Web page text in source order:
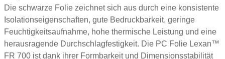
Die schwarze Folie zeichnet sich aus durch eine konsistente
Isolationseigenschaften, gute Bedruckbarkeit, geringe
Feuchtigkeitsaufnahme, hohe thermische Leistung und eine
herausragende Durchschlagfestigkeit. Die PC Folie Lexan™
FR 700 ist dank ihrer Formbarkeit und Dimensionsstabilität